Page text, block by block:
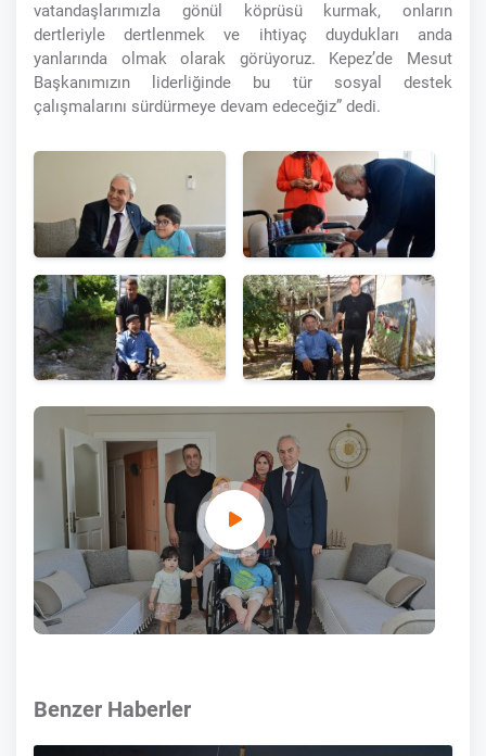
vatandaşlarımızla gönül köprüsü kurmak, onların
dertleriyle dertlenmek ve ihtiyaç duydukları anda
yanlarında olmak olarak görüyoruz. Kepez’de Mesut
Başkanımızın liderliğinde bu tür sosyal destek
çalışmalarını sürdürmeye devam edeceğiz” dedi.
Benzer Haberler